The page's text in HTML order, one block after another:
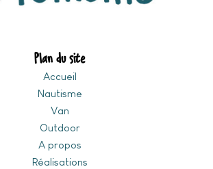
Plan du site
Accueil
Nautisme
Van
Outdoor
A propos
Réalisations